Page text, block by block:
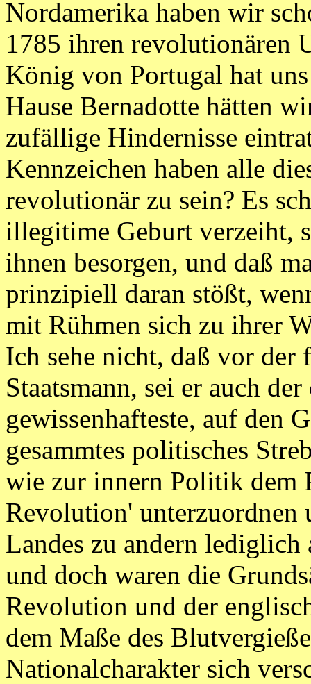
Nordamerika haben wir
1785 ihren revolutionären
König von Portugal hat
Hause Bernadotte hätten
zufällige Hindernisse
Kennzeichen haben alle
revolutionär zu sein? Es
illegitime Geburt verzeiht,
ihnen besorgen, und daß
prinzipiell daran stößt,
mit Rühmen sich zu ihrer
Ich sehe nicht, daß vor der
Staatsmann, sei er auch
gewissenhafteste, auf den
gesammtes politisches
wie zur innern Politik dem
Revolution' unterzuordnen
Landes zu andern
und doch waren die
Revolution und der
dem Maße des
Nationalcharakter sich